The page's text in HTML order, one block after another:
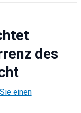
des
einen